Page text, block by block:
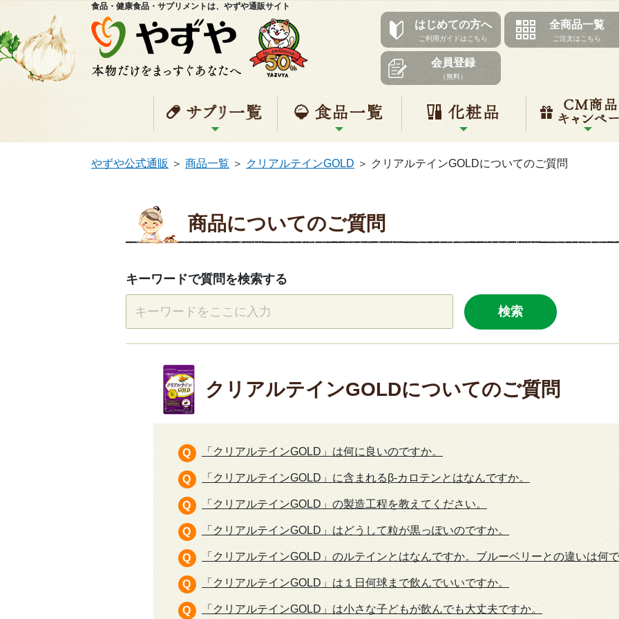
食品・健康食品・サプリメントは、やずや通販サイト
はじめての方へ
ご利用ガイドはこちら
全商品一覧
ご注文はこちら
会員登録
（無料）
サプリ一覧 食品一覧 化粧品
やずや公式通販 ＞ 商品一覧 ＞ クリアルテインGOLD ＞ クリアルテインGOLDについてのご質問
商品についてのご質問
キーワードで質問を検索する
検索
クリアルテインGOLDについてのご質問
「クリアルテインGOLD」は何に良いのですか。
「クリアルテインGOLD」に含まれるβ-カロテンとはなんですか。
「クリアルテインGOLD」の製造工程を教えてください。
「クリアルテインGOLD」はどうして粒が黒っぽいのですか。
「クリアルテインGOLD」のルテインとはなんですか。ブルーベリーとの違いは何
「クリアルテインGOLD」は１日何球まで飲んでいいですか。
「クリアルテインGOLD」は小さな子どもが飲んでも大丈夫ですか。